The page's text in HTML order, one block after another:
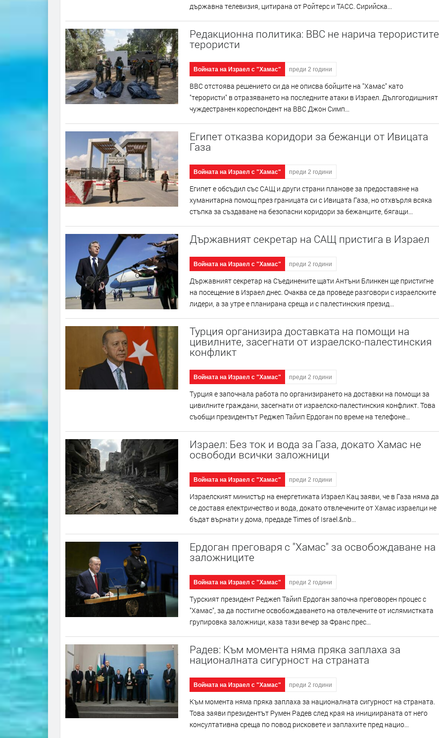
държавна телевизия, цитирана от Ройтерс и ТАСС. Сирийска...
Редакционна политика: BBC не нарича терористите
терористи
Войната на Израел с "Хамас" преди 2 години
BBC отстоява решението си да не описва бойците на "Хамас" като
"терористи" в отразяването на последните атаки в Израел. Дългогодишният
чуждестранен кореспондент на BBC Джон Симп...
Египет отказва коридори за бежанци от Ивицата
Газа
Войната на Израел с "Хамас" преди 2 години
Египет е обсъдил със САЩ и други страни планове за предоставяне на
хуманитарна помощ през границата си с Ивицата Газа, но отхвърля всяка
стъпка за създаване на безопасни коридори за бежанците, бягащи...
Държавният секретар на САЩ пристига в Израел
Войната на Израел с "Хамас" преди 2 години
Държавният секретар на Съединените щати Антъни Блинкен ще пристигне
на посещение в Израел днес. Очаква се да проведе разговори с израелските
лидери, а за утре е планирана среща и с палестинския презид...
Турция организира доставката на помощи на
цивилните, засегнати от израелско-палестинския
конфликт
Войната на Израел с "Хамас" преди 2 години
Турция е започнала работа по организирането на доставки на помощи за
цивилните граждани, засегнати от израелско-палестинския конфликт. Това
съобщи президентът Реджеп Тайип Ердоган по време на телефоне...
Израел: Без ток и вода за Газа, докато Хамас не
освободи всички заложници
Войната на Израел с "Хамас" преди 2 години
Израелският министър на енергетиката Израел Кац заяви, че в Газа няма да
се доставя електричество и вода, докато отвлечените от Хамас израелци не
бъдат върнати у дома, предаде Times of Israel.&nb...
Ердоган преговаря с "Хамас" за освобождаване на
заложниците
Войната на Израел с "Хамас" преди 2 години
Турският президент Реджеп Тайип Ердоган започна преговорен процес с
"Хамас", за да постигне освобождаването на отвлечените от ислямистката
групировка заложници, каза тази вечер за Франс прес...
Радев: Към момента няма пряка заплаха за
националната сигурност на страната
Войната на Израел с "Хамас" преди 2 години
Към момента няма пряка заплаха за националната сигурност на страната.
Това заяви президентът Румен Радев след края на инициираната от него
консултативна среща по повод рисковете и заплахите пред нацио...